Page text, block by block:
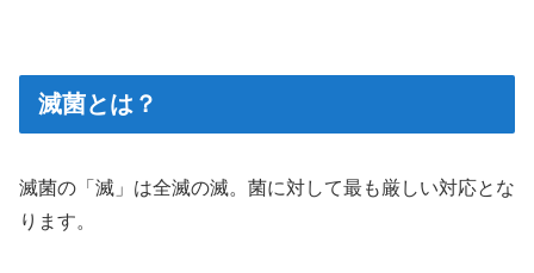
滅菌とは？
滅菌の「滅」は全滅の滅。菌に対して最も厳しい対応とな
ります。